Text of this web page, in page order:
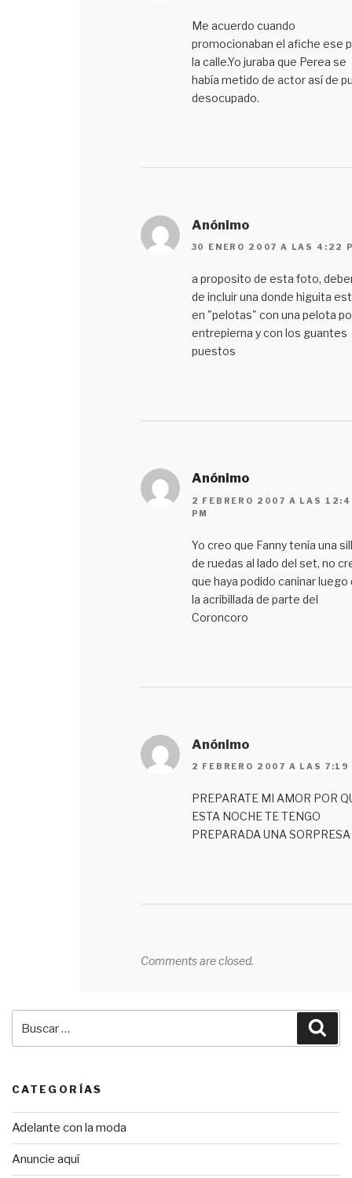
Me acuerdo cuando
promocionaban el afiche ese
la calle.Yo juraba que Perea se
había metido de actor así de
desocupado.
Anónimo
30 ENERO 2007 A LAS 4:22
a proposito de esta foto,
de incluir una donde higuita
en "pelotas" con una pelota
entrepierna y con los guantes
puestos
Anónimo
2 FEBRERO 2007 A LAS
PM
Yo creo que Fanny tenía una
de ruedas al lado del set, no
que haya podido caninar luego
la acribillada de parte del
Coroncoro
Anónimo
2 FEBRERO 2007 A LAS 7:19
PREPARATE MI AMOR POR
ESTA NOCHE TE TENGO
PREPARADA UNA SORPRESA
Comments are closed.
CATEGORÍAS
Adelante con la moda
Anuncie aquí